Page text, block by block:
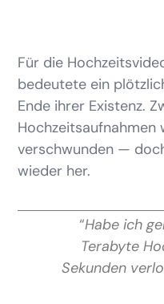
Für die
bedeutete ein
Ende ihrer Existenz.
Hochzeitsaufnahmen
verschwunden —
wieder her.
“Habe ich
Terabyte
Sekunden